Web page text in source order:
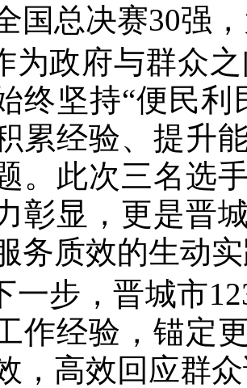
国总决赛30强
为政府与群众
终坚持“便民
累经验、提升
。此次三名选
彰显，更是晋
务质效的生动
一步，晋城市
作经验，锚定
，高效回应群